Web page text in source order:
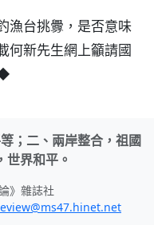
漁台挑釁，是否意味
何新先生網上籲請國
；二、兩岸整合，祖國
世界和平。
》雜誌社